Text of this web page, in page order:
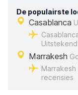
De populairste
Casablanca
Marrakesh
recensies